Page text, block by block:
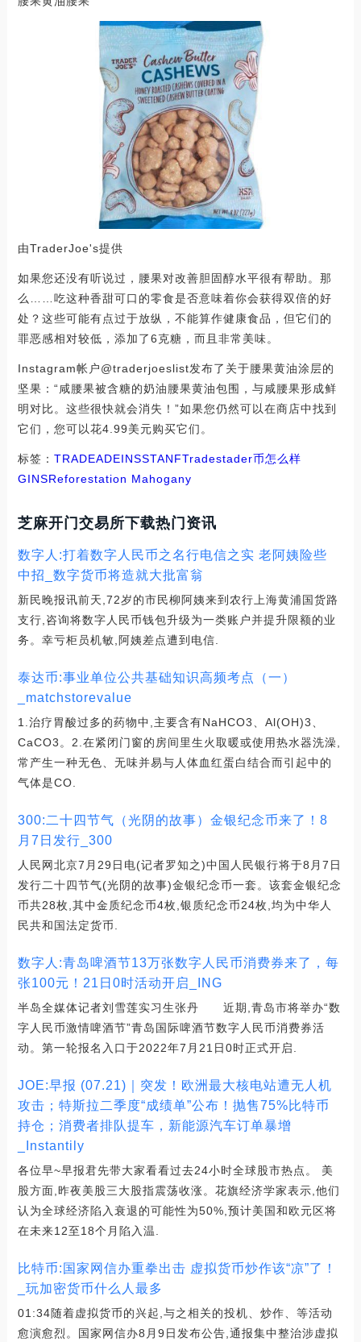
由TraderJoe's提供
如果您还没有听说过，腰果对改善胆固醇水平很有帮助。那
么……吃这种香甜可口的零食是否意味着你会获得双倍的好
处？这些可能有点过于放纵，不能算作健康食品，但它们的
罪恶感相对较低，添加了6克糖，而且非常美味。
Instagram帐户@traderjoeslist发布了关于腰果黄油涂层的
坚果：“咸腰果被含糖的奶油腰果黄油包围，与咸腰果形成鲜
明对比。这些很快就会消失！”如果您仍然可以在商店中找到
它们，您可以花4.99美元购买它们。
标签： TRADEADEINSSTANFTradestader币怎么样
GINSReforestation Mahogany
芝麻开门交易所下载热门资讯
数字人:打着数字人民币之名行电信之实 老阿姨险些
中招_数字货币将造就大批富翁
新民晚报讯前天,72岁的市民柳阿姨来到农行上海黄浦国货路
支行,咨询将数字人民币钱包升级为一类账户并提升限额的业
务。幸亏柜员机敏,阿姨差点遭到电信.
泰达币:事业单位公共基础知识高频考点（一）
_matchstorevalue
1.治疗胃酸过多的药物中,主要含有NaHCO3、Al(OH)3、
CaCO3。2.在紧闭门窗的房间里生火取暖或使用热水器洗澡,
常产生一种无色、无味并易与人体血红蛋白结合而引起中的
气体是CO.
300:二十四节气（光阴的故事）金银纪念币来了！8
月7日发行_300
人民网北京7月29日电(记者罗知之)中国人民银行将于8月7日
发行二十四节气(光阴的故事)金银纪念币一套。该套金银纪念
币共28枚,其中金质纪念币4枚,银质纪念币24枚,均为中华人
民共和国法定货币.
数字人:青岛啤酒节13万张数字人民币消费券来了，每
张100元！21日0时活动开启_ING
半岛全媒体记者刘雪莲实习生张丹 近期,青岛市将举办“数
字人民币激情啤酒节”青岛国际啤酒节数字人民币消费券活
动。第一轮报名入口于2022年7月21日0时正式开启.
JOE:早报 (07.21)｜突发！欧洲最大核电站遭无人机
攻击；特斯拉二季度“成绩单”公布！抛售75%比特币
持仓；消费者排队提车，新能源汽车订单暴增
_Instantily
各位早~早报君先带大家看看过去24小时全球股市热点。 美
股方面,昨夜美股三大股指震荡收涨。花旗经济学家表示,他们
认为全球经济陷入衰退的可能性为50%,预计美国和欧元区将
在未来12至18个月陷入温.
比特币:国家网信办重拳出击 虚拟货币炒作该“凉”了！
_玩加密货币什么人最多
01:34随着虚拟货币的兴起,与之相关的投机、炒作、等活动
愈演愈烈。国家网信办8月9日发布公告,通报集中整治涉虚拟